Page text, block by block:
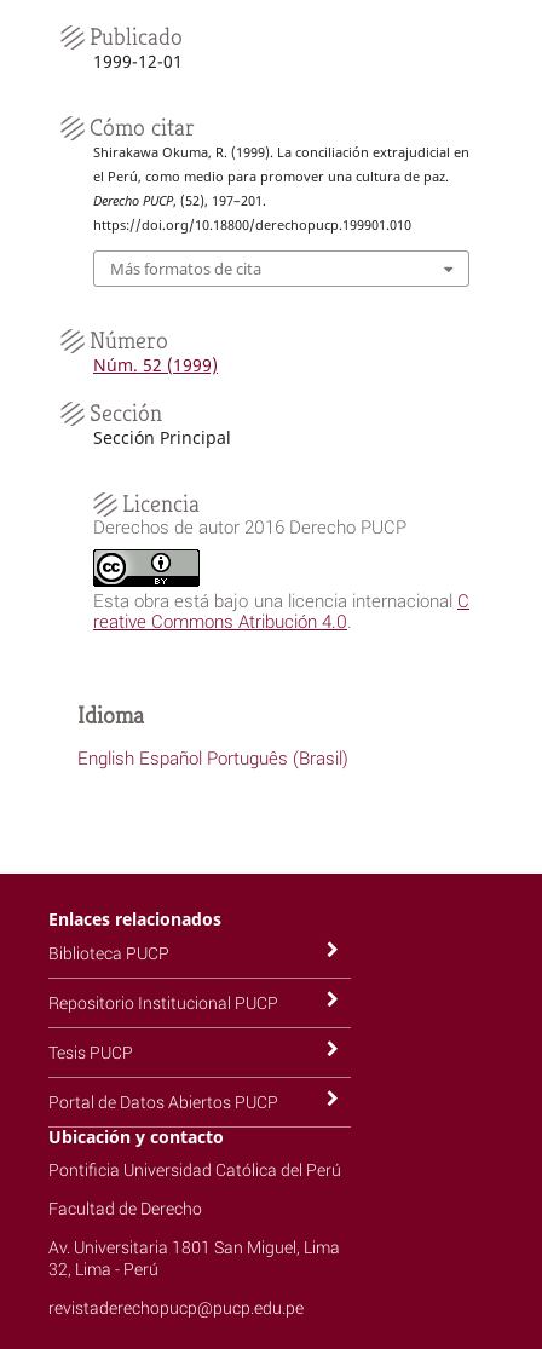
Publicado
1999-12-01
Cómo citar
Shirakawa Okuma, R. (1999). La conciliación extrajudicial en
el Perú, como medio para promover una cultura de paz.
Derecho PUCP, (52), 197–201.
https://doi.org/10.18800/derechopucp.199901.010
Más formatos de cita
Número
Núm. 52 (1999)
Sección
Sección Principal
Licencia
Derechos de autor 2016 Derecho PUCP
Esta obra está bajo una licencia internacional C
reative Commons Atribución 4.0
Idioma
English Español Português (Brasil)
Enlaces relacionados
Biblioteca PUCP
Repositorio Institucional PUCP
Tesis PUCP
Portal de Datos Abiertos PUCP
Ubicación y contacto
Pontificia Universidad Católica del Perú
Facultad de Derecho
Av. Universitaria 1801 San Miguel, Lima
32, Lima - Perú
revistaderechopucp@pucp.edu.pe